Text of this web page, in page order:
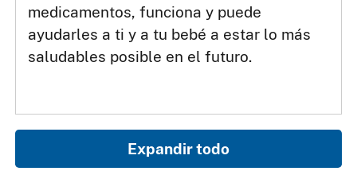
medicamentos, funciona y puede
ayudarles a ti y a tu bebé a estar lo más
saludables posible en el futuro.
Expandir todo